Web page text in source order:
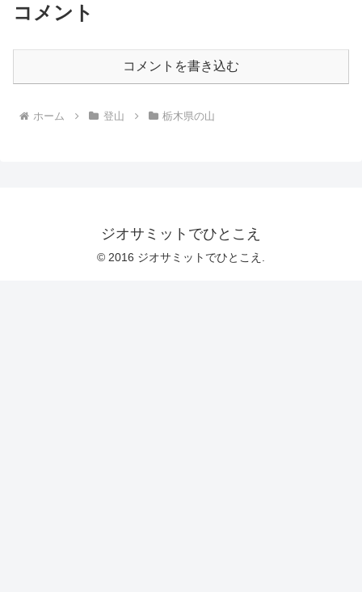
コメント
コメントを書き込む
ホーム 登山 栃木県の山
ジオサミットでひとこえ
© 2016 ジオサミットでひとこえ.